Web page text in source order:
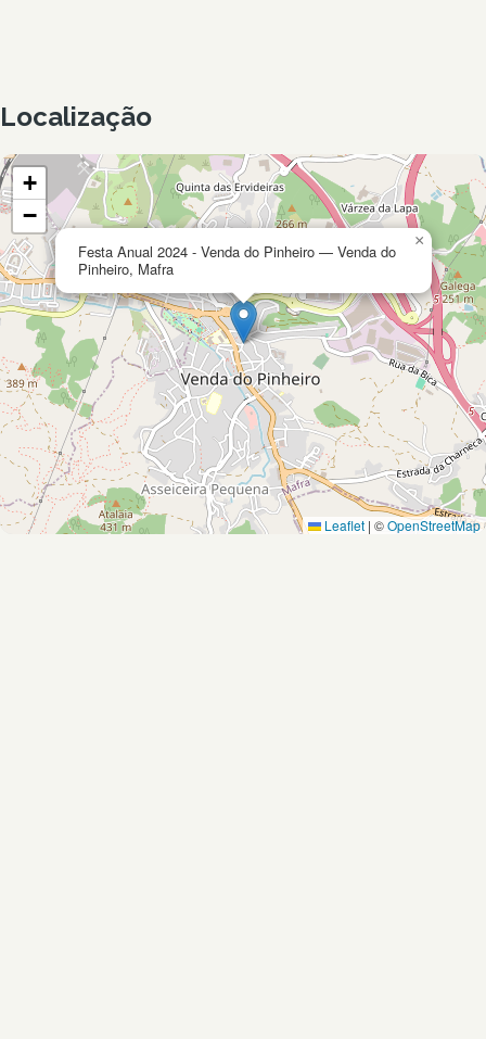
Localização
Festa Anual 2024 - Venda do Pinheiro — Venda do
Pinheiro, Mafra
×
+
−
Leaflet | ©OpenStreetMap